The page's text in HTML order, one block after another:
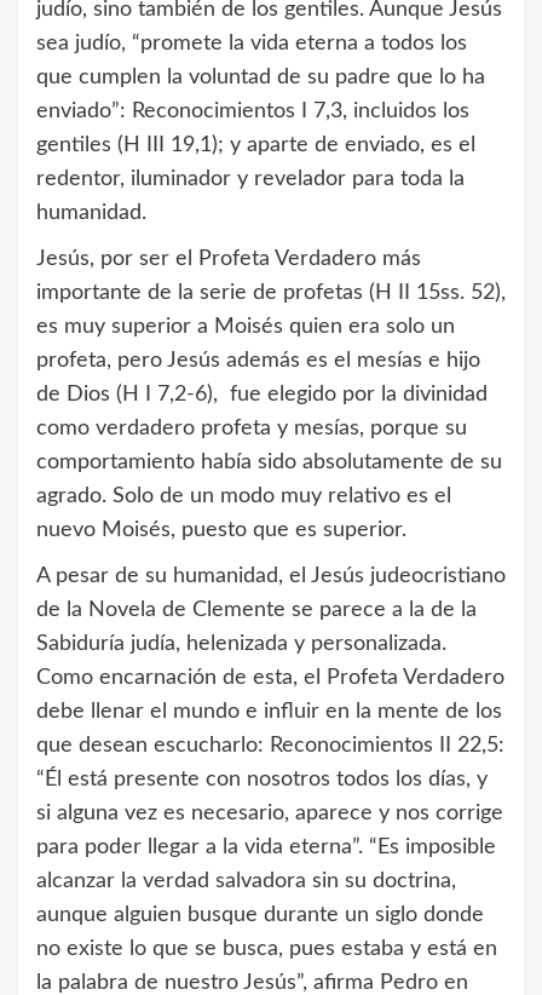
judío, sino también de los gentiles. Aunque Jesús
sea judío, “promete la vida eterna a todos los
que cumplen la voluntad de su padre que lo ha
enviado”: Reconocimientos I 7,3, incluidos los
gentiles (H III 19,1); y aparte de enviado, es el
redentor, iluminador y revelador para toda la
humanidad.
Jesús, por ser el Profeta Verdadero más
importante de la serie de profetas (H II 15ss. 52),
es muy superior a Moisés quien era solo un
profeta, pero Jesús además es el mesías e hijo
de Dios (H I 7,2-6), fue elegido por la divinidad
como verdadero profeta y mesías, porque su
comportamiento había sido absolutamente de su
agrado. Solo de un modo muy relativo es el
nuevo Moisés, puesto que es superior.
A pesar de su humanidad, el Jesús judeocristiano
de la Novela de Clemente se parece a la de la
Sabiduría judía, helenizada y personalizada.
Como encarnación de esta, el Profeta Verdadero
debe llenar el mundo e influir en la mente de los
que desean escucharlo: Reconocimientos II 22,5:
“Él está presente con nosotros todos los días, y
si alguna vez es necesario, aparece y nos corrige
para poder llegar a la vida eterna”. “Es imposible
alcanzar la verdad salvadora sin su doctrina,
aunque alguien busque durante un siglo donde
no existe lo que se busca, pues estaba y está en
la palabra de nuestro Jesús”, afirma Pedro en